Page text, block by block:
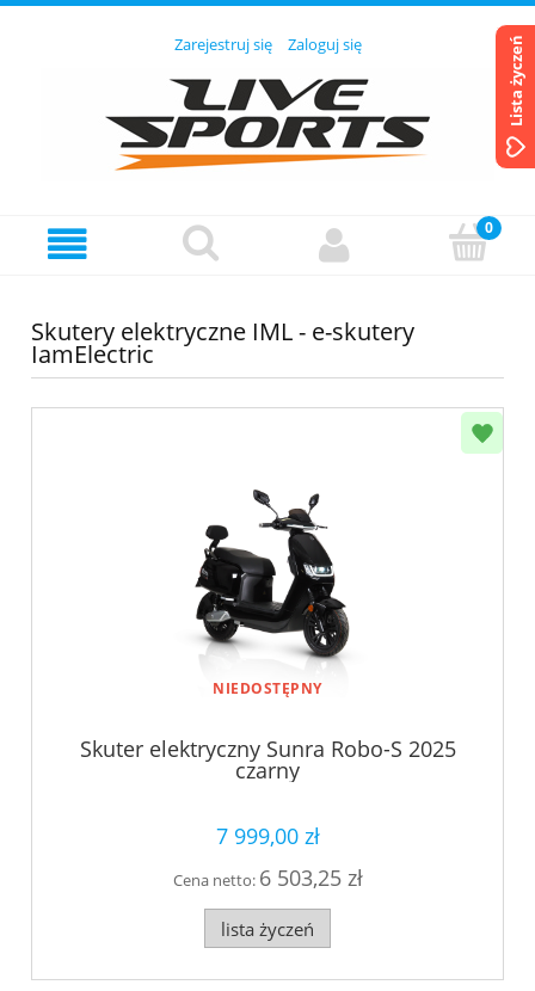
Zarejestruj się Zaloguj się
Skutery elektryczne IML - e-skutery
IamElectric
NIEDOSTĘPNY
Skuter elektryczny Sunra Robo-S 2025
czarny
7 999,00 zł
Cena netto: 6 503,25 zł
lista życzeń
Lista życzeń